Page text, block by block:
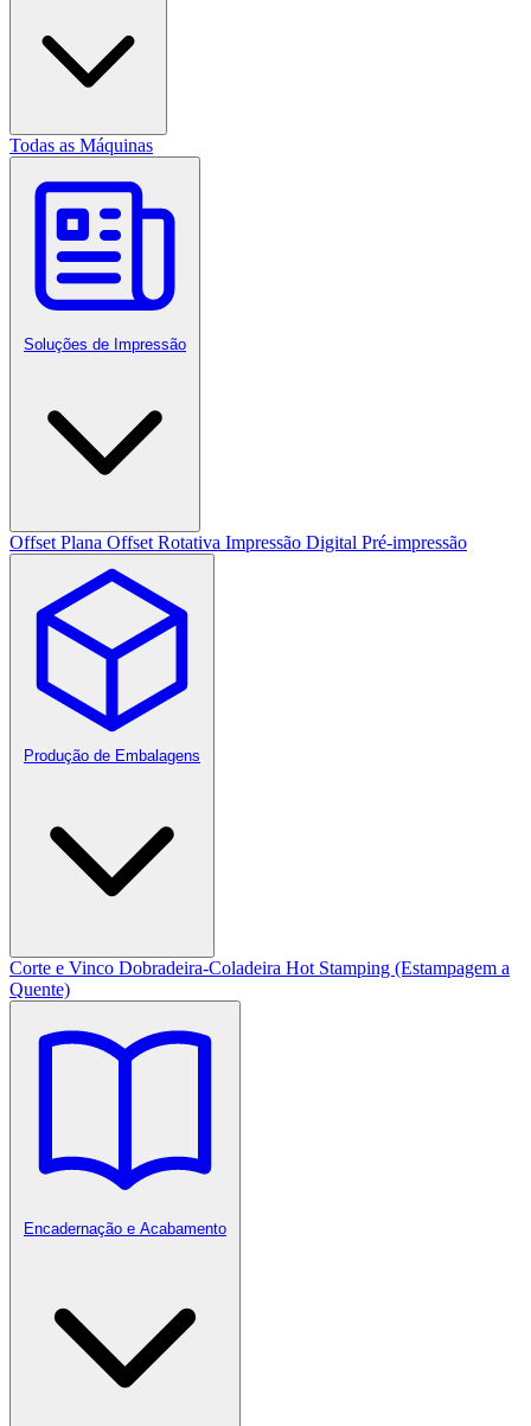
Todas as Máquinas
Soluções de Impressão
Offset Plana Offset Rotativa Impressão Digital Pré-impressão
Produção de Embalagens
Corte e Vinco Dobradeira-Coladeira Hot Stamping (Estampagem a
Quente)
Encadernação e Acabamento